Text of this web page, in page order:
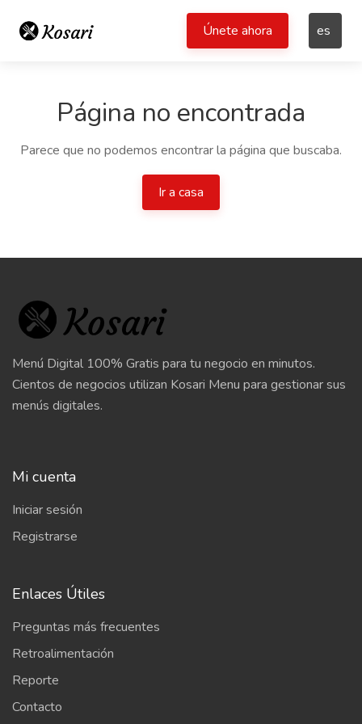
Únete ahora es
Página no encontrada
Parece que no podemos encontrar la página que buscaba.
Ir a casa
Menú Digital 100% Gratis para tu negocio en minutos.
Cientos de negocios utilizan Kosari Menu para gestionar sus
menús digitales.
Mi cuenta
Iniciar sesión
Registrarse
Enlaces Útiles
Preguntas más frecuentes
Retroalimentación
Reporte
Contacto